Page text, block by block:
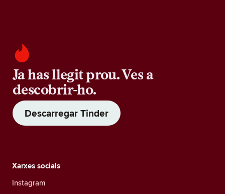
Ja has llegit prou. Ves a
descobrir-ho.
Descarregar Tinder
Xarxes socials
Instagram